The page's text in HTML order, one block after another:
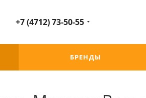
+7 (4712) 73-50-55
БРЕНДЫ